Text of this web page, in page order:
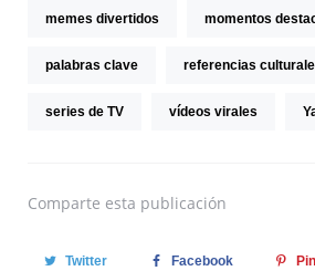
memes divertidos momentos
palabras clave referencias
series de TV vídeos virales
Comparte esta publicación
Twitter Facebook